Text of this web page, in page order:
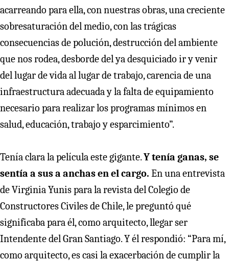
acarreando para ella, con nuestras obras, una creciente
sobresaturación del medio, con las trágicas
consecuencias de polución, destrucción del ambiente
que nos rodea, desborde del ya desquiciado ir y venir
del lugar de vida al lugar de trabajo, carencia de una
infraestructura adecuada y la falta de equipamiento
necesario para realizar los programas mínimos en
salud, educación, trabajo y esparcimiento”.
Tenía clara la película este gigante.Y tenía ganas, se
sentía a sus a anchas en el cargo. En una entrevista
de Virginia Yunis para la revista del Colegio de
Constructores Civiles de Chile, le preguntó qué
significaba para él, como arquitecto, llegar ser
Intendente del Gran Santiago. Y él respondió: “Para mí,
como arquitecto, es casi la exacerbación de cumplir la